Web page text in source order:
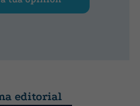
editorial